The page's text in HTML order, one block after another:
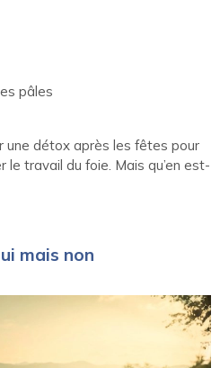
pâles
détox après les fêtes pour
le travail du foie. Mais qu’en est-
mais non